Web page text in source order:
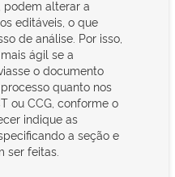
alterar a
editáveis, o que
de análise. Por isso,
ágil se a
o documento
quanto nos
ou CCG, conforme o
indique as
a seção e
ser feitas.